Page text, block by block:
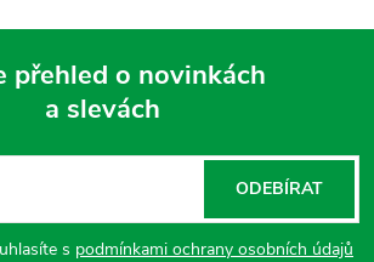
přehled o novinkách
a slevách
s podmínkami ochrany osobních údajů
ODEBÍRAT